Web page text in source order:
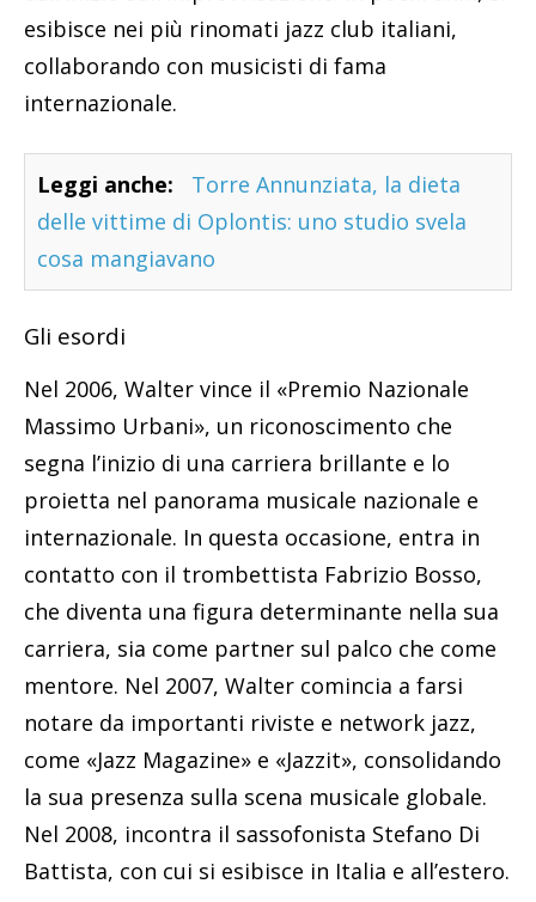
esibisce nei più rinomati jazz club italiani,
collaborando con musicisti di fama
internazionale.
Leggi anche:
Torre Annunziata, la dieta
delle vittime di Oplontis: uno studio svela
cosa mangiavano
Gli esordi
Nel 2006, Walter vince il «Premio Nazionale
Massimo Urbani», un riconoscimento che
segna l’inizio di una carriera brillante e lo
proietta nel panorama musicale nazionale e
internazionale. In questa occasione, entra in
contatto con il trombettista Fabrizio Bosso,
che diventa una figura determinante nella sua
carriera, sia come partner sul palco che come
mentore. Nel 2007, Walter comincia a farsi
notare da importanti riviste e network jazz,
come «Jazz Magazine» e «Jazzit», consolidando
la sua presenza sulla scena musicale globale.
Nel 2008, incontra il sassofonista Stefano Di
Battista, con cui si esibisce in Italia e all’estero.